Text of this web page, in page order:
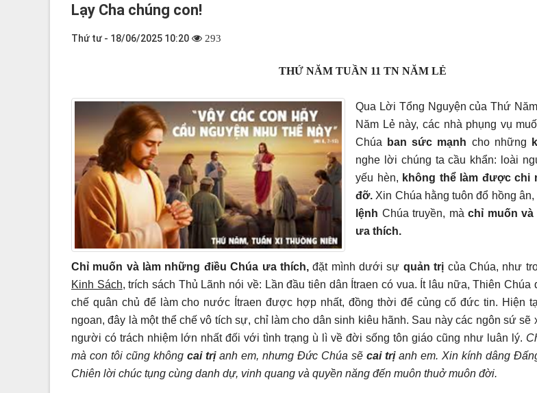
Lạy Cha chúng con!
Thứ tư - 18/06/2025 10:20 293
THỨ NĂM TUẦN 11 TN NĂM LẺ
Qua Lời Tổng Nguyện của Thứ
Năm Lẻ này, các nhà phụng vụ
Chúa
ban sức mạnh cho những
nghe lời chúng ta cầu khẩn: loài
yếu hèn, không thể làm được chi
đỡ. Xin Chúa hằng tuôn đổ hồng
lệnh Chúa truyền, màchỉ muốn
ưa thích.
Chỉ muốn và làm những điều Chúa ưa thích,đặt mình dưới sự quản trị của Chúa, như
Kinh Sách, trích sách Thủ Lãnh nói về: Lần đầu tiên dân Ítraen có vua. Ít lâu nữa, Thiên Chúa
chế quân chủ để làm cho nước Ítraen được hợp nhất, đồng thời để củng cố đức tin. Hiện
ngoan, đây là một thể chế vô tích sự, chỉ làm cho dân sinh kiêu hãnh. Sau này các ngôn sứ
người có trách nhiệm lớn nhất đối với tình trạng ù lì về đời sống tôn giáo cũng như luân lý.
mà con tôi cũng không cai trịanh em, nhưng Đức Chúa sẽ cai trị anh em. Xin kính dâng
Chiên lời chúc tụng cùng danh dự, vinh quang và quyền năng đến muôn thuở muôn đời.